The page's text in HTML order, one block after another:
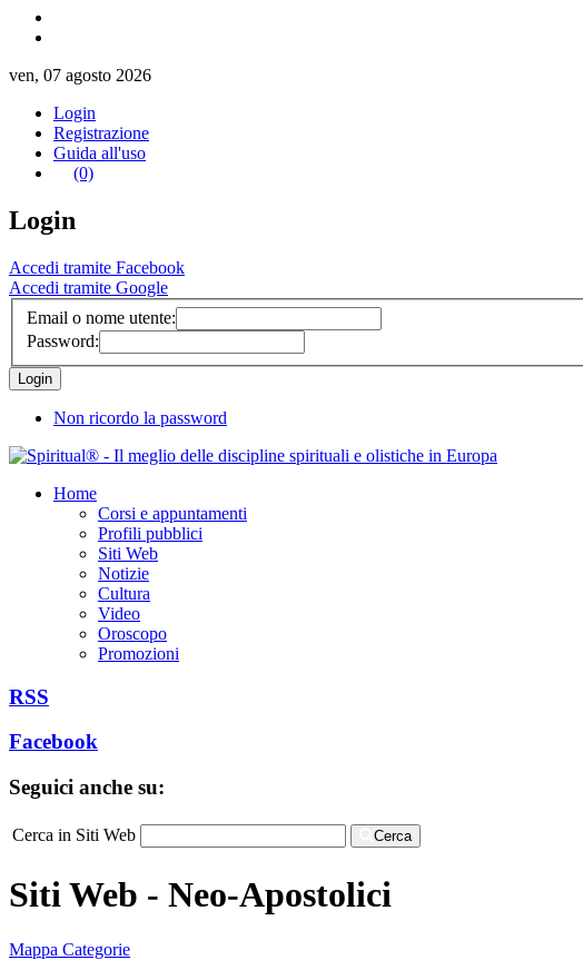
ven, 07 agosto 2026
Login
Registrazione
Guida all'uso
(0)
Login
Accedi tramite Facebook
Accedi tramite Google
Email o nome utente:
Password:
Non ricordo la password
Home
Corsi e appuntamenti
Profili pubblici
Siti Web
Notizie
Cultura
Video
Oroscopo
Promozioni
RSS
Facebook
Seguici anche su:
Cerca in Siti Web Cerca
Siti Web - Neo-Apostolici
Mappa Categorie